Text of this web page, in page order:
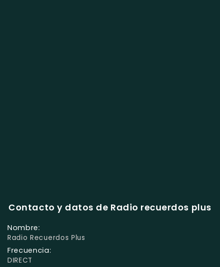
Contacto y datos de Radio recuerdos plus
Nombre:
Radio Recuerdos Plus
Frecuencia:
DIRECT